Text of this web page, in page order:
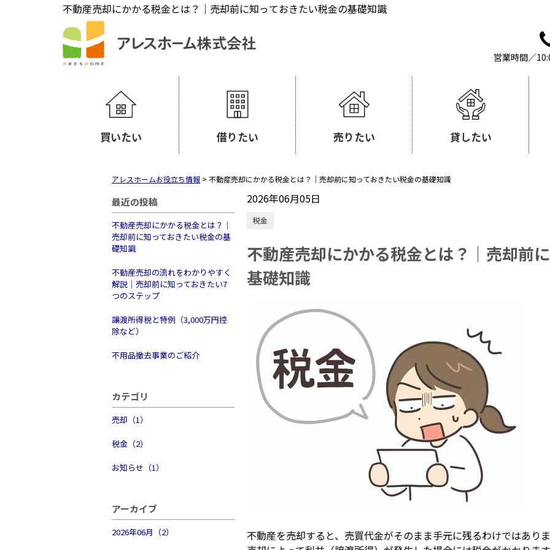
不動産売却にかかる税金とは？｜売却前に知っておきたい税金の基礎知識
営業時間／
買いたい 借りたい 売りたい 貸したい
アレスホームお役立ち情報 > 不動産売却にかかる税金とは？｜売却前に知っておきたい税金の基礎知識
最近の投稿
不動産売却にかかる税金とは？｜
売却前に知っておきたい税金の基
礎知識
不動産売却の流れをわかりやすく
解説｜売却前に知っておきたい7
つのステップ
譲渡所得税と特例（3,000万円控
除など）
不用品撤去事業のご紹介
カテゴリ
売却（1）
税金（2）
お知らせ（1）
アーカイブ
2026年06月（2）
2026年06月05日
税金
不動産売却にかかる税金とは？｜売却前
基礎知識
不動産を売却すると、売買代金がそのまま手元に残るわけではあり